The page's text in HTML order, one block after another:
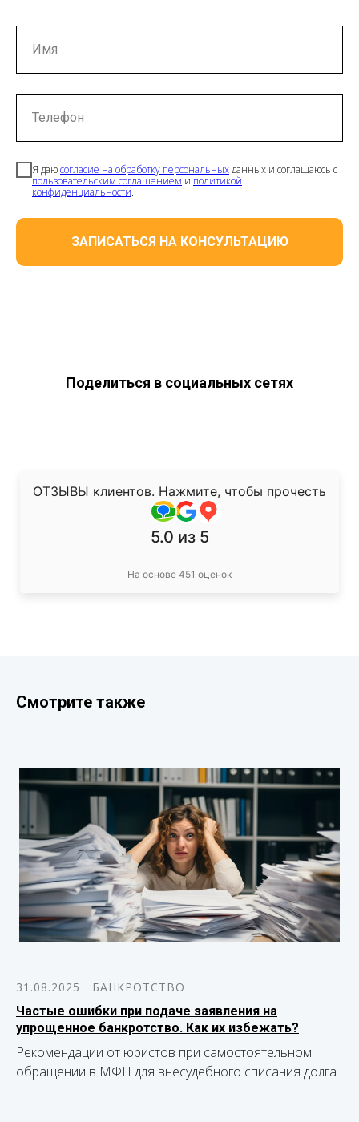
Имя
Телефон
Я даюсогласие на обработку персональныхданных и соглашаюсь с
пользовательским соглашением и политикой
конфиденциальности.
ЗАПИСАТЬСЯ НА КОНСУЛЬТАЦИЮ
Поделиться в социальных сетях
ОТЗЫВЫ клиентов. Нажмите, чтобы прочесть
5.0 из 5
На основе 451 оценок
Смотрите также
31.08.2025
БАНКРОТСТВО
Частые ошибки при подаче заявления на
упрощенное банкротство. Как их избежать?
Рекомендации от юристов при самостоятельном
обращении в МФЦ для внесудебного списания долга